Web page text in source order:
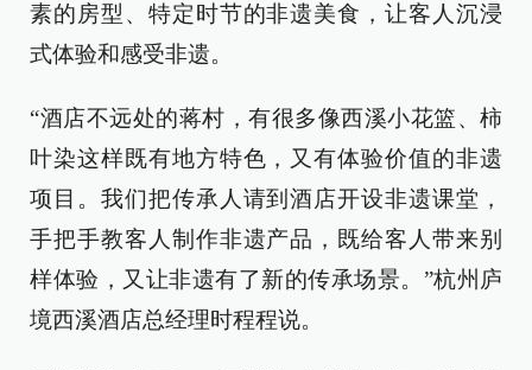
素的房型、特定时节的非遗美食，让客人沉浸
式体验和感受非遗。
“酒店不远处的蒋村，有很多像西溪小花篮、柿
叶染这样既有地方特色，又有体验价值的非遗
项目。我们把传承人请到酒店开设非遗课堂，
手把手教客人制作非遗产品，既给客人带来别
样体验，又让非遗有了新的传承场景。”杭州庐
境西溪酒店总经理时程程说。